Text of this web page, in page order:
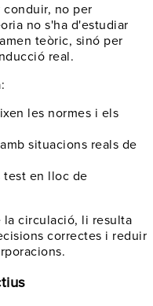
no per
no s'ha d'estudiar
teòric, sinó per
real.
les normes i els
situacions reals de
test en lloc de
circulació, li resulta
correctes i reduir